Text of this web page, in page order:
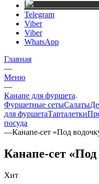
Telegram
Viber
Viber
WhatsApp
Главная
—
Меню
—
Канапе для фуршета
Фуршетные сетыСалаты
для фуршетаТарталетки
посуда
—Канапе-сет «Под
Канапе-сет «Под
Хит